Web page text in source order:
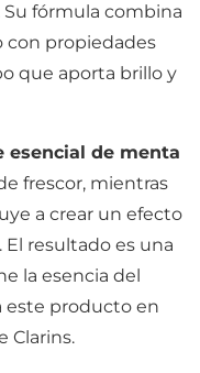
Su fórmula combina
con propiedades
que aporta brillo y
esencial de menta
frescor, mientras
a crear un efecto
El resultado es una
la esencia del
este producto en
Clarins.